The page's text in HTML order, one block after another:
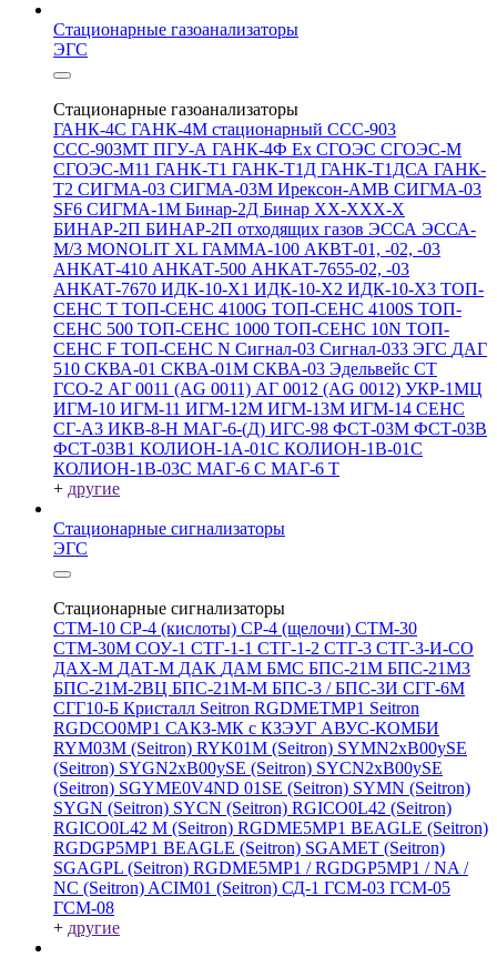
Стационарные газоанализаторы
ЭГС
Стационарные газоанализаторы
ГАНК-4С ГАНК-4М стационарный ССС-903
ССС-903МТ ПГУ-А ГАНК-4Ф Ex СГОЭС СГОЭС-М
СГОЭС-М11 ГАНК-Т1 ГАНК-Т1Д ГАНК-Т1ДСА ГАНК-
Т2 СИГМА-03 СИГМА-03М Ирексон-АМВ СИГМА-03
SF6 СИГМА-1М Бинар-2Д Бинар ХХ-ХХХ-Х
БИНАР-2П БИНАР-2П отходящих газов ЭССА ЭССА-
М/3 MONOLIT XL ГАММА-100 АКВТ-01, -02, -03
АНКАТ-410 АНКАТ-500 АНКАТ-7655-02, -03
АНКАТ-7670 ИДК-10-Х1 ИДК-10-Х2 ИДК-10-Х3 ТОП-
СЕНС Т ТОП-СЕНС 4100G ТОП-СЕНС 4100S ТОП-
СЕНС 500 ТОП-СЕНС 1000 ТОП-СЕНС 10N ТОП-
СЕНС F ТОП-СЕНС N Сигнал-03 Сигнал-033 ЭГС ДАГ
510 СКВА-01 СКВА-01М СКВА-03 Эдельвейс СТ
ГСО-2 АГ 0011 (AG 0011) АГ 0012 (AG 0012) УКР-1МЦ
ИГМ-10 ИГМ-11 ИГМ-12М ИГМ-13М ИГМ-14 СЕНС
СГ-А3 ИКВ-8-Н МАГ-6-(Д) ИГС-98 ФСТ-03М ФСТ-03В
ФСТ-03В1 КОЛИОН-1А-01С КОЛИОН-1В-01С
КОЛИОН-1В-03С МАГ-6 С МАГ-6 Т
+ другие
Стационарные сигнализаторы
ЭГС
Стационарные сигнализаторы
СТМ-10 СР-4 (кислоты) СР-4 (щелочи) СТМ-30
СТМ-30М СОУ-1 СТГ-1-1 СТГ-1-2 СТГ-3 СТГ-3-И-CO
ДАХ-М ДАТ-М ДАК ДАМ БМС БПС-21М БПС-21М3
БПС-21М-2ВЦ БПС-21М-М БПС-3 / БПС-3И СГГ-6М
СГГ10-Б Кристалл Seitron RGDMETMP1 Seitron
RGDCO0MP1 САКЗ-МК с КЗЭУГ АВУС-КОМБИ
RYM03M (Seitron) RYK01M (Seitron) SYMN2хB00ySE
(Seitron) SYGN2xB00ySE (Seitron) SYCN2xB00ySE
(Seitron) SGYME0V4ND 01SE (Seitron) SYMN (Seitron)
SYGN (Seitron) SYCN (Seitron) RGICO0L42 (Seitron)
RGICO0L42 M (Seitron) RGDME5MP1 BEAGLE (Seitron)
RGDGP5MP1 BEAGLE (Seitron) SGAMET (Seitron)
SGAGPL (Seitron) RGDME5MP1 / RGDGP5MP1 / NA /
NC (Seitron) ACIM01 (Seitron) СД-1 ГСМ-03 ГСМ-05
ГСМ-08
+ другие